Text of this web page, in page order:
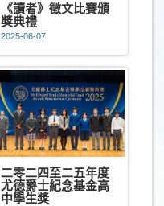
《讀者》徵文比賽頒
獎典禮
2025-06-07
二零二四至二五年度
尤德爵士紀念基金高
中學生獎